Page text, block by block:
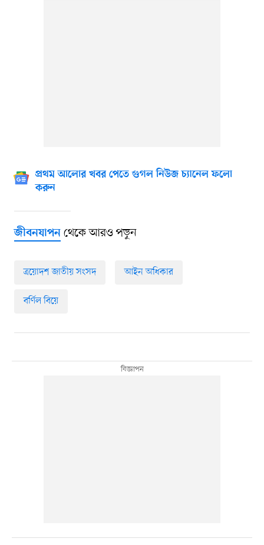
প্রথম আলোর খবর পেতে গুগল নিউজ চ্যানেল ফলো
করুন
জীবনযাপনথেকে আরও পড়ুন
ত্রয়োদশ জাতীয় সংসদ আইন অধিকার
বর্ণিল বিয়ে